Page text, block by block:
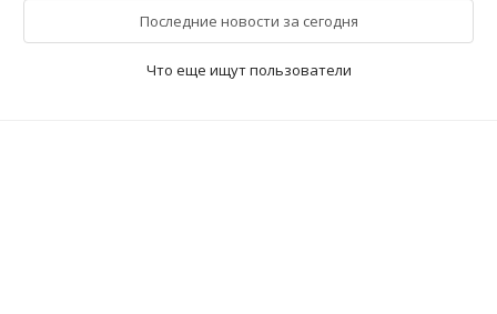
Последние новости за сегодня
Что еще ищут пользователи